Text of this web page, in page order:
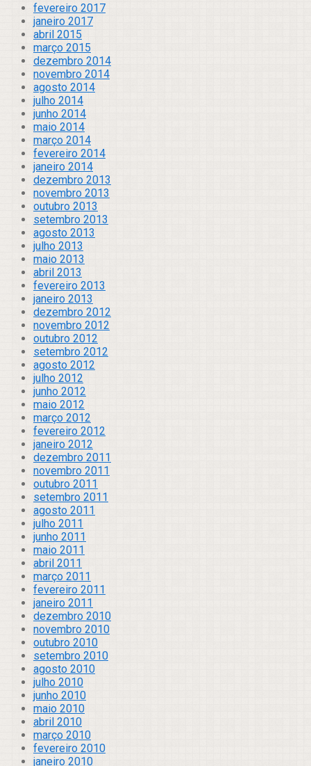
fevereiro 2017
janeiro 2017
abril 2015
março 2015
dezembro 2014
novembro 2014
agosto 2014
julho 2014
junho 2014
maio 2014
março 2014
fevereiro 2014
janeiro 2014
dezembro 2013
novembro 2013
outubro 2013
setembro 2013
agosto 2013
julho 2013
maio 2013
abril 2013
fevereiro 2013
janeiro 2013
dezembro 2012
novembro 2012
outubro 2012
setembro 2012
agosto 2012
julho 2012
junho 2012
maio 2012
março 2012
fevereiro 2012
janeiro 2012
dezembro 2011
novembro 2011
outubro 2011
setembro 2011
agosto 2011
julho 2011
junho 2011
maio 2011
abril 2011
março 2011
fevereiro 2011
janeiro 2011
dezembro 2010
novembro 2010
outubro 2010
setembro 2010
agosto 2010
julho 2010
junho 2010
maio 2010
abril 2010
março 2010
fevereiro 2010
janeiro 2010